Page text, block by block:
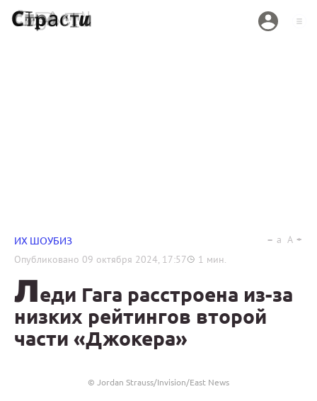
ИХ ШОУБИЗ
Опубликовано 09 октября 2024, 17:57 1 мин.
a A
Леди Гага расстроена из-за
низких рейтингов второй
части «Джокера»
© Jordan Strauss/Invision/East News